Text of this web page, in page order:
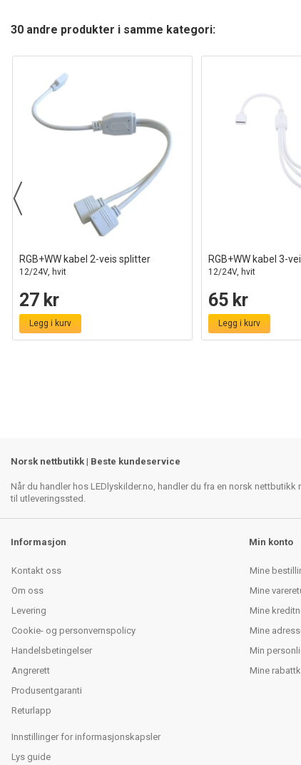
30 andre produkter i samme kategori:
RGB+WW kabel 2-veis splitter
12/24V, hvit
27 kr
Legg i kurv
RGB+WW kabel 3-
12/24V, hvit
65 kr
Legg i kurv
Norsk nettbutikk | Beste kundeservice
Når du handler hos LEDlyskilder.no, handler du fra en norsk
til utleveringssted.
Informasjon
Kontakt oss
Om oss
Levering
Cookie- og personvernspolicy
Handelsbetingelser
Angrerett
Produsentgaranti
Returlapp
Innstillinger for informasjonskapsler
Lys guide
Min konto
Mine
Mine
Mine
Mine
Min
Mine